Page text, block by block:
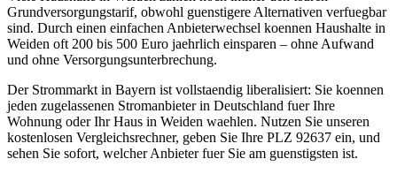
Grundversorgungstarif, obwohl guenstigere Alternativen verfuegbar
sind. Durch einen einfachen Anbieterwechsel koennen Haushalte in
Weiden oft 200 bis 500 Euro jaehrlich einsparen – ohne Aufwand
und ohne Versorgungsunterbrechung.
Der Strommarkt in Bayern ist vollstaendig liberalisiert: Sie koennen
jeden zugelassenen Stromanbieter in Deutschland fuer Ihre
Wohnung oder Ihr Haus in Weiden waehlen. Nutzen Sie unseren
kostenlosen Vergleichsrechner, geben Sie Ihre PLZ 92637 ein, und
sehen Sie sofort, welcher Anbieter fuer Sie am guenstigsten ist.